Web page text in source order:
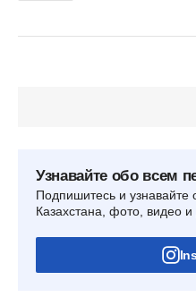
Узнавайте обо всем
Подпишитесь и узнавайте
Казахстана, фото, видео и